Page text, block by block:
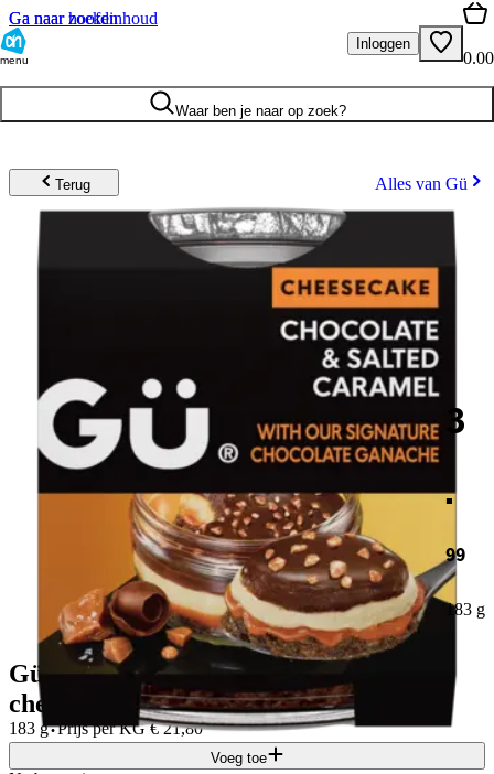
Ga naar hoofdinhoud
Ga naar zoeken
menu
Inloggen
0.00
Waar ben je naar op zoek?
Terug Alles van Gü
3
.
99
183 g
Gü Chocolate & salted caramel
cheesecake
183 g·Prijs per KG€21,80
Voeg toe